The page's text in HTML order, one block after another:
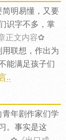
简明易懂，又要
识字不多，掌
正文内容✿
联想，作出为
能满足孩子们
..
青年剧作家们学
。事实是这